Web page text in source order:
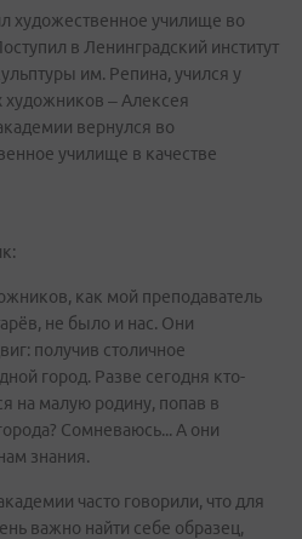
художественное училище во
в Ленинградский институт
им. Репина, учился у
художников – Алексея
вернулся во
училище в качестве
как мой преподаватель
не было и нас. Они
получив столичное
город. Разве сегодня кто-
на малую родину, попав в
Сомневаюсь... А они
знания.
часто говорили, что для
важно найти себе образец,